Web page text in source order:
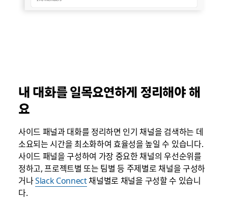
내 대화를 일목요연하게 정리해야 해
요
사이드 패널과 대화를 정리하면 인기 채널을 검색하는 데
소요되는 시간을 최소화하여 효율성을 높일 수 있습니다.
사이드 패널을 구성하여 가장 중요한 채널의 우선순위를
정하고, 프로젝트별 또는 팀별 등 주제별로 채널을 구성하
거나Slack Connect채널별로 채널을 구성할 수 있습니
다.